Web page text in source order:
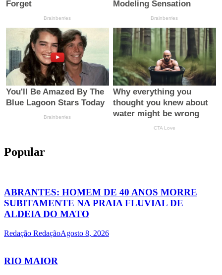
Popular
ABRANTES: HOMEM DE 40 ANOS MORRE
SUBITAMENTE NA PRAIA FLUVIAL DE
ALDEIA DO MATO
Redação RedaçãoAgosto 8, 2026
RIO MAIOR